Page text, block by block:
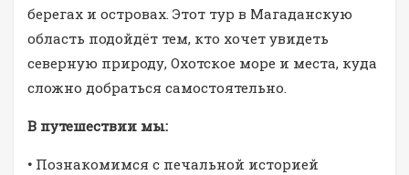
берегах и островах. Этот тур в Магаданскую
область подойдёт тем, кто хочет увидеть
северную природу, Охотское море и места, куда
сложно добраться самостоятельно.
В путешествии мы:
• Познакомимся с печальной историей